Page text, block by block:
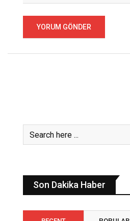
Son Dakika Haber